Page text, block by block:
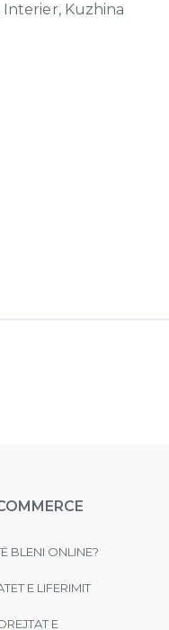
Interier, Kuzhina
BLENI ONLINE?
E LIFERIMIT
E